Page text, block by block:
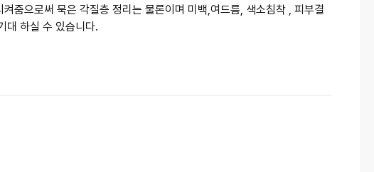
줌으로써 묵은 각질층 정리는 물론이며 미백,여드름, 색소침착 , 피부결
대 하실 수 있습니다.